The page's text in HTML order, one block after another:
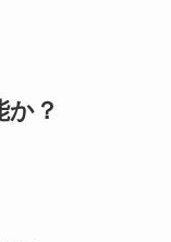
か？